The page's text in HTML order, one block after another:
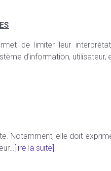
de limiter leur
d’information, utilisateur,
Notamment, elle doit
[lire la suite]